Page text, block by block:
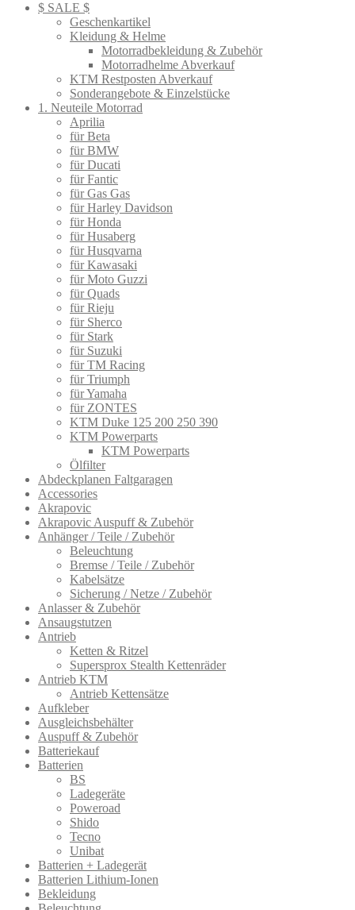
$ SALE $
Geschenkartikel
Kleidung & Helme
Motorradbekleidung & Zubehör
Motorradhelme Abverkauf
KTM Restposten Abverkauf
Sonderangebote & Einzelstücke
1. Neuteile Motorrad
Aprilia
für Beta
für BMW
für Ducati
für Fantic
für Gas Gas
für Harley Davidson
für Honda
für Husaberg
für Husqvarna
für Kawasaki
für Moto Guzzi
für Quads
für Rieju
für Sherco
für Stark
für Suzuki
für TM Racing
für Triumph
für Yamaha
für ZONTES
KTM Duke 125 200 250 390
KTM Powerparts
KTM Powerparts
Ölfilter
Abdeckplanen Faltgaragen
Accessories
Akrapovic
Akrapovic Auspuff & Zubehör
Anhänger / Teile / Zubehör
Beleuchtung
Bremse / Teile / Zubehör
Kabelsätze
Sicherung / Netze / Zubehör
Anlasser & Zubehör
Ansaugstutzen
Antrieb
Ketten & Ritzel
Supersprox Stealth Kettenräder
Antrieb KTM
Antrieb Kettensätze
Aufkleber
Ausgleichsbehälter
Auspuff & Zubehör
Batteriekauf
Batterien
BS
Ladegeräte
Poweroad
Shido
Tecno
Unibat
Batterien + Ladegerät
Batterien Lithium-Ionen
Bekleidung